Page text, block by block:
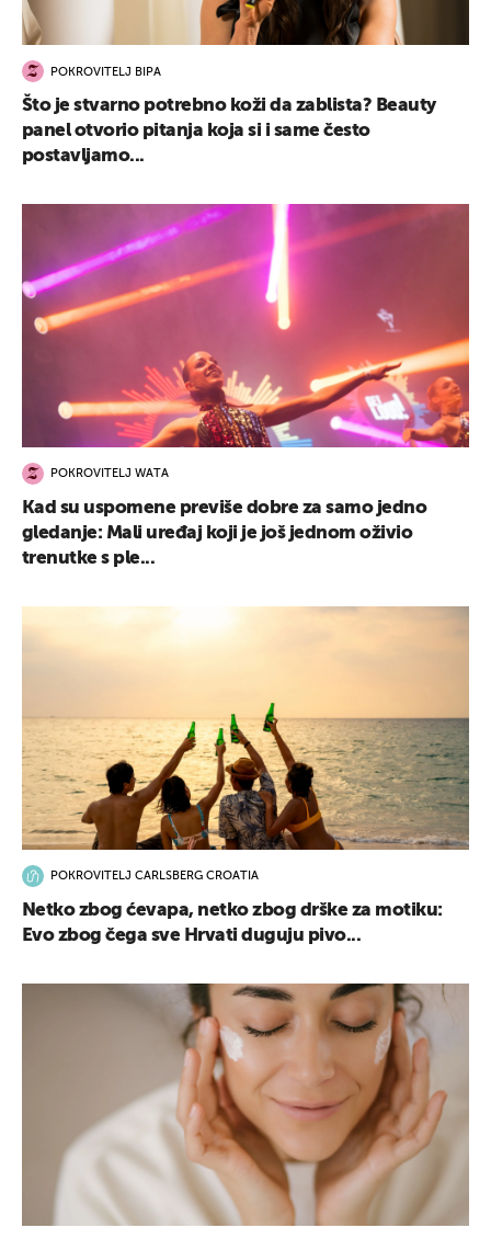
POKROVITELJ BIPA
Što je stvarno potrebno koži da zablista? Beauty
panel otvorio pitanja koja si i same često
postavljamo...
POKROVITELJ WATA
Kad su uspomene previše dobre za samo jedno
gledanje: Mali uređaj koji je još jednom oživio
trenutke s ple...
POKROVITELJ CARLSBERG CROATIA
Netko zbog ćevapa, netko zbog drške za motiku:
Evo zbog čega sve Hrvati duguju pivo...